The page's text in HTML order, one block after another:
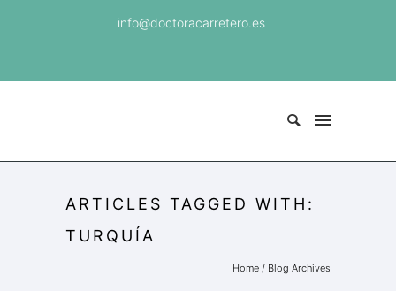
info@doctoracarretero.es
ARTICLES TAGGED WITH:
TURQUÍA
Home / Blog Archives